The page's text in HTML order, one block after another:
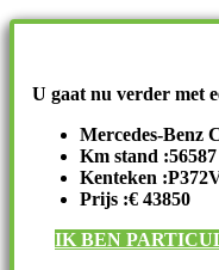
U gaat nu verder met
Mercedes-Benz
Km stand :56587
Kenteken
Prijs :€ 43850
IK BEN